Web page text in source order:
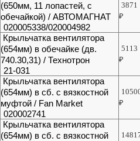
(650мм, 11 лопастей, с
обечайкой) / АВТОМАГНАТ
020005338/020004982
3871
₽
Крыльчатка вентилятора
(654мм) в обечайке (дв.
740.30,31) / Технотрон
21-031
5113
₽
Крыльчатка вентилятора
(654мм) в сб. с вязкостной
муфтой / Fan Market
020002741
₽
Крыльчатка вентилятора
(654мм) в сб. с вязкостной